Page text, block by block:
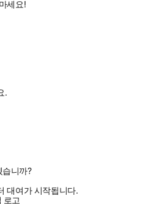
세요!
.
습니까?
대여가 시작됩니다.